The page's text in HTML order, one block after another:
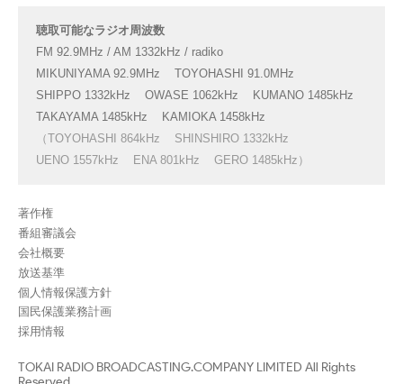
聴取可能なラジオ周波数
FM 92.9MHz / AM 1332kHz / radiko
MIKUNIYAMA 92.9MHz
TOYOHASHI 91.0MHz
SHIPPO 1332kHz
OWASE 1062kHz
KUMANO 1485kHz
TAKAYAMA 1485kHz
KAMIOKA 1458kHz
（TOYOHASHI 864kHz
SHINSHIRO 1332kHz
UENO 1557kHz
ENA 801kHz GERO 1485kHz）
著作権
番組審議会
会社概要
放送基準
個人情報保護方針
国民保護業務計画
採用情報
TOKAI RADIO BROADCASTING.COMPANY LIMITED All Rights